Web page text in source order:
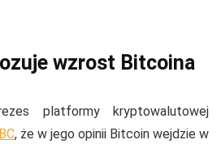
wzrost Bitcoina
platformy kryptowalutowej
, że w jego opinii Bitcoin wejdzie w